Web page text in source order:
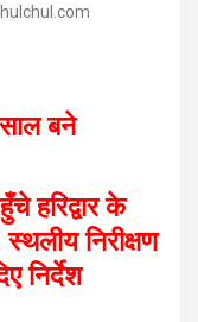
बने
हरिद्वार के
निरीक्षण
निर्देश